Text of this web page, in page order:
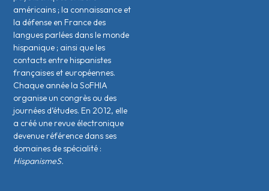
américains ; la connaissance et
la défense en France des
langues parlées dans le monde
hispanique ; ainsi que les
contacts entre hispanistes
français·es et européen·nes.
Chaque année la SoFHIA
organise un congrès ou des
journées d’études. En 2012, elle
a créé une revue électronique
devenue référence dans ses
domaines de spécialité :
HispanismeS.